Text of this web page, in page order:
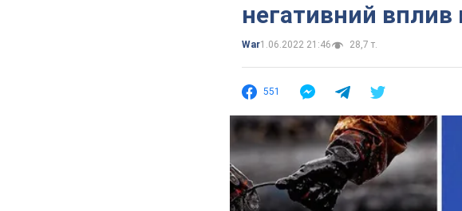
негативний вплив
War1.06.2022 21:46 28,7 т.
551